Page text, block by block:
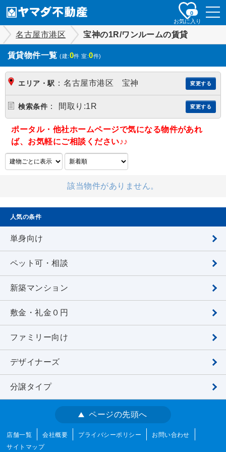
お気に入り
0
名古屋市港区 宝神の1R/ワンルームの賃貸
賃貸物件一覧 (建:0件 室:0件)
エリア・駅 ： 名古屋市港区 宝神 変更する
検索条件 ： 間取り:1R 変更する
ポータル・他社ホームページで気になる物件があれ
ば、お気軽にご相談ください♪♪
該当物件がありません。
人気の条件
単身向け
ペット可・相談
新築マンション
敷金・礼金０円
ファミリー向け
デザイナーズ
分譲タイプ
ページの先頭へ
店舗一覧 会社概要 プライバシーポリシー
お問い合わせ
サイトマップ